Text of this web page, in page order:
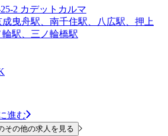
2 カデットカルマ
曳舟駅、南千住駅、八広駅、押上
駅、三ノ輪橋駅
進む
その他の求人を見る